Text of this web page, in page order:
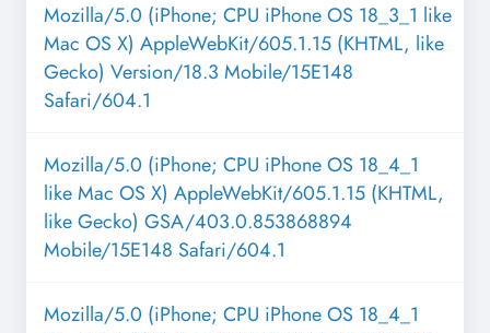
Mozilla/5.0 (iPhone; CPU iPhone OS 18_3_1 like
Mac OS X) AppleWebKit/605.1.15 (KHTML, like
Gecko) Version/18.3 Mobile/15E148
Safari/604.1
Mozilla/5.0 (iPhone; CPU iPhone OS 18_4_1
like Mac OS X) AppleWebKit/605.1.15 (KHTML,
like Gecko) GSA/403.0.853868894
Mobile/15E148 Safari/604.1
Mozilla/5.0 (iPhone; CPU iPhone OS 18_4_1